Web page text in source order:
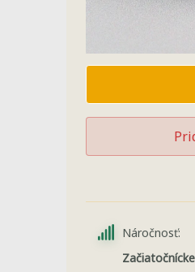
Náročnosť:
Začiatočnícke